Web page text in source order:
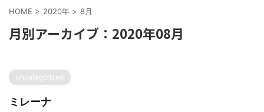
HOME > 2020年 > 8月
月別アーカイブ：2020年08月
uncategorized
ミレーナ